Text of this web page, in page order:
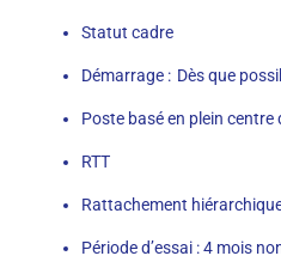
Statut cadre
Démarrage : Dès que
Poste basé en plein centre
RTT
Rattachement
Période d’essai : 4 mois